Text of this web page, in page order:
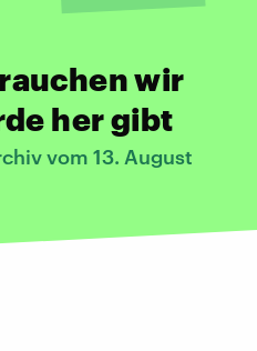
wir
her gibt
vom 13. August